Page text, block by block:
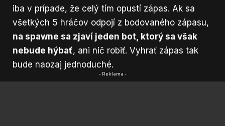
iba v prípade, že celý tím opustí zápas. Ak sa
všetkých 5 hráčov odpojí z bodovaného zápasu,
na spawne sa zjaví jeden bot, ktorý sa však
nebude hýbať, ani nič robiť. Vyhrať zápas tak
bude naozaj jednoduché.
- Reklama -